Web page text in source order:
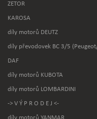
ZETOR
KAROSA
díly motorů DEUTZ
díly převodovek BC 3/5
DAF
díly motorů KUBOTA
díly motorů LOMBARDINI
-> V Ý P R O D E J <-